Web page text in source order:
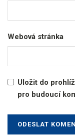
Webová stránka
Uložit do
pro budoucí